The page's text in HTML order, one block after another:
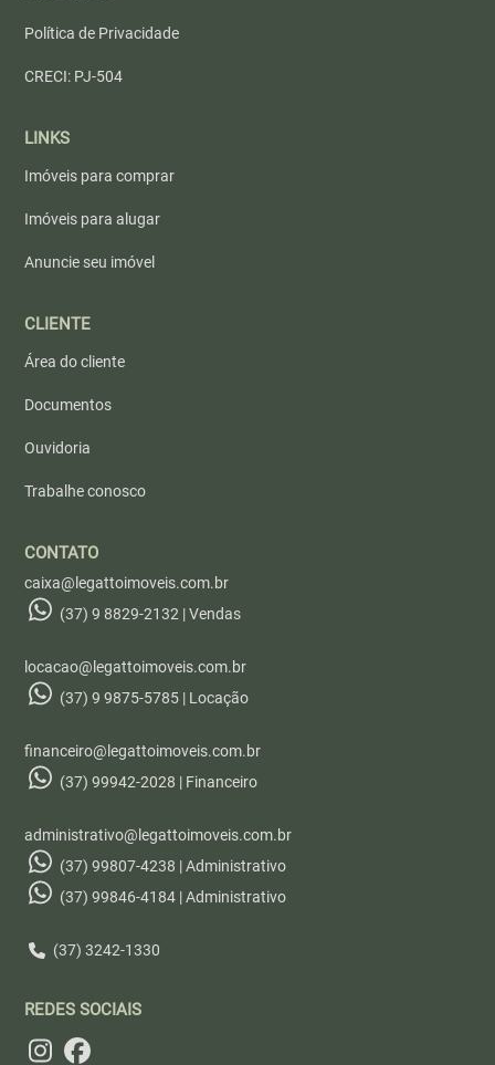
Política de Privacidade
CRECI: PJ-504
LINKS
Imóveis para comprar
Imóveis para alugar
Anuncie seu imóvel
CLIENTE
Área do cliente
Documentos
Ouvidoria
Trabalhe conosco
CONTATO
caixa@legattoimoveis.com.br
(37) 9 8829-2132 | Vendas
locacao@legattoimoveis.com.br
(37) 9 9875-5785 | Locação
financeiro@legattoimoveis.com.br
(37) 99942-2028 | Financeiro
administrativo@legattoimoveis.com.br
(37) 99807-4238 | Administrativo
(37) 99846-4184 | Administrativo
(37) 3242-1330
REDES SOCIAIS